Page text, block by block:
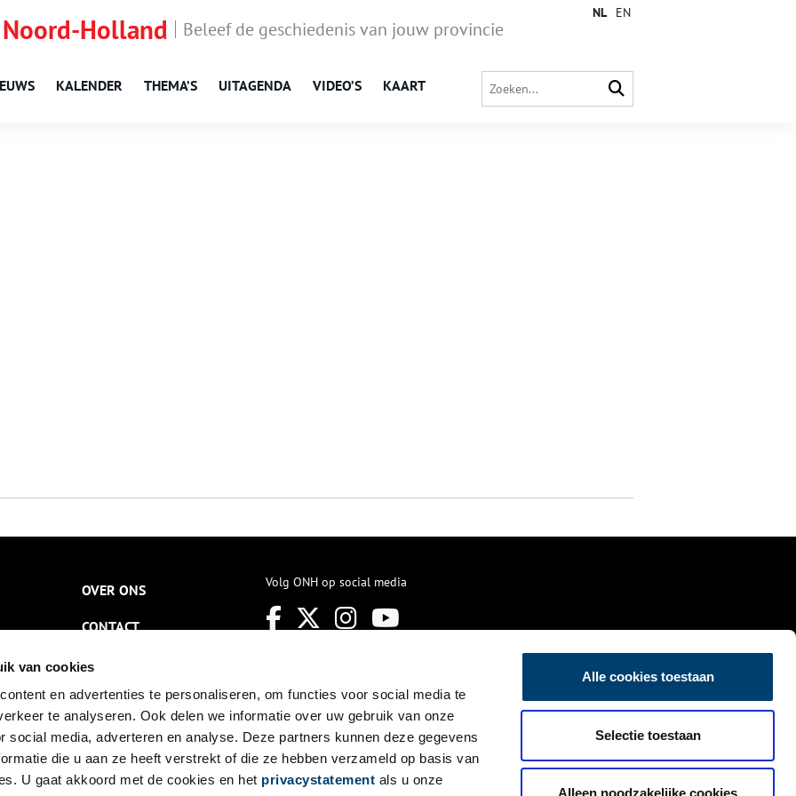
van cookies
en advertenties te personaliseren, om functies voor social media te
te analyseren. Ook delen we informatie over uw gebruik van onze
social media, adverteren en analyse. Deze partners kunnen deze gegevens
die u aan ze heeft verstrekt of die ze hebben verzameld op basis van
U gaat akkoord met de cookies en het privacystatement als u onze
Alle cookies toestaan
Selectie toestaan
Alleen noodzakelijke cookies
Holland Beleef de geschiedenis van jouw provincie
KALENDER THEMA’S UITAGENDA VIDEO’S KAART
NL EN
OVER ONS
CONTACT
NIEUWSBRIEF
DISCLAIMER
PRIVACY
TOEGANKELIJKHEID
Volg ONH op social media